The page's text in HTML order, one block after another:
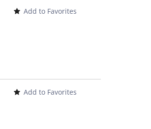
Add to Favorites
Add to Favorites